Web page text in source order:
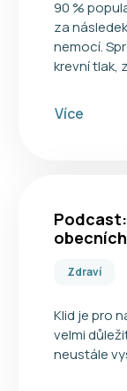
90 %
za
nemocí.
krevní tlak,
Více
Zdraví
Klid je pro
velmi
neustále